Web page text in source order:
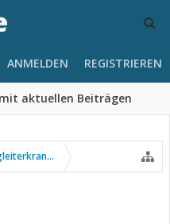
aktuellen Beiträgen
ANMELDEN REGISTRIEREN